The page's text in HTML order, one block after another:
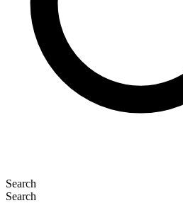
Search
Search